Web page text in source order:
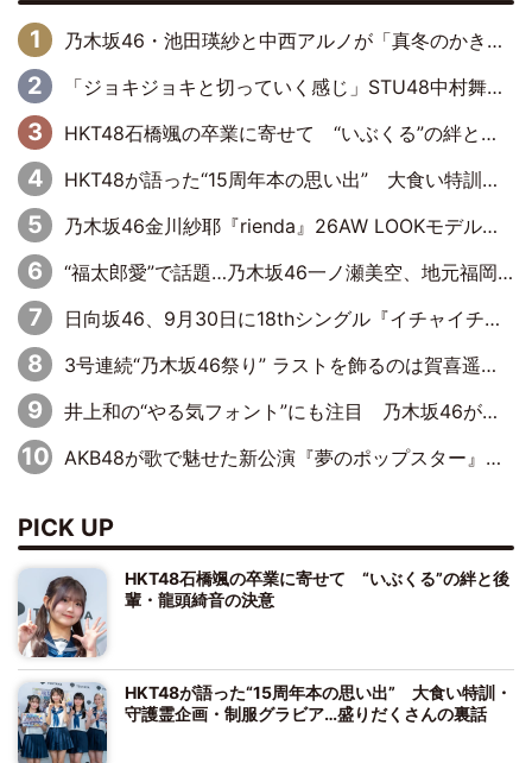
乃木坂46・池田瑛紗と中西アルノが「真冬のかき氷」騒動で火花散らす！ 因縁の裏にあるのは、逆境をともに“凌”ぐ似た者同士の絆
「ジョキジョキと切っていく感じ」STU48中村舞、新しい挑戦は自らの手で
HKT48石橋颯の卒業に寄せて “いぶくる”の絆と後輩・龍頭綺音の決意
HKT48が語った“15周年本の思い出” 大食い特訓・守護霊企画・制服グラビア…盛りだくさんの裏話
乃木坂46金川紗耶『rienda』26AW LOOKモデルに就任
“福太郎愛”で話題…乃木坂46一ノ瀬美空、地元福岡『めんべい25周年トップサポーター』に就任
日向坂46、9月30日に18thシングル『イチャイチャ虫』の発売決定！ フォーメーションは『日向坂で会いましょう』にて発表
3号連続“乃木坂46祭り” ラストを飾るのは賀喜遥香…5年ぶりの登場に「5年分大人になった私を見ていただけたら」
井上和の“やる気フォント”にも注目 乃木坂46が挑んだ書道パフォーマンスの舞台裏
AKB48が歌で魅せた新公演『夢のポップスター』 初日から全身全霊のステージ
PICK UP
HKT48石橋颯の卒業に寄せて “いぶくる”の絆と後
輩・龍頭綺音の決意
HKT48が語った“15周年本の思い出” 大食い特訓・
守護霊企画・制服グラビア…盛りだくさんの裏話